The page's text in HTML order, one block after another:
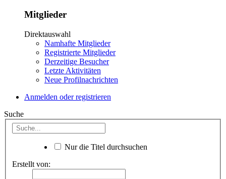
Mitglieder
Direktauswahl
Namhafte Mitglieder
Registrierte Mitglieder
Derzeitige Besucher
Letzte Aktivitäten
Neue Profilnachrichten
Anmelden oder registrieren
Suche
Nur die Titel durchsuchen
Erstellt von: